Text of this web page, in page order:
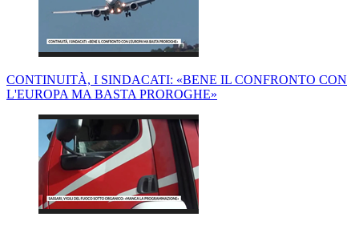
CONTINUITÀ, I SINDACATI: «BENE IL CONFRONTO CON
L'EUROPA MA BASTA PROROGHE»